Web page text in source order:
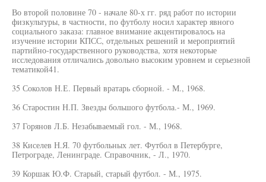
Во второй половине 70 - начале 80-х гг. ряд работ по истории
физкультуры, в частности, по футболу носил характер явного
социального заказа: главное внимание акцентировалось на
изучение истории КПСС, отдельных решений и мероприятий
партийно-государственного руководства, хотя некоторые
исследования отличались довольно высоким уровнем и серьезной
тематикой41.
35 Соколов Н.Е. Первый вратарь сборной. - М., 1968.
36 Старостин Н.П. Звезды большого футбола.- М., 1969.
37 Горянов Л.Б. Незабываемый гол. - М., 1968.
38 Киселев Н.Я. 70 футбольных лет. Футбол в Петербурге,
Петрограде, Ленинграде. Справочник, - Л., 1970.
39 Коршак Ю.Ф. Старый, старый футбол. - М., 1975.